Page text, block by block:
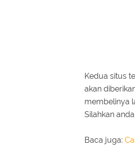
Kedua situs
akan
membelinya
Silahkan
Baca juga: